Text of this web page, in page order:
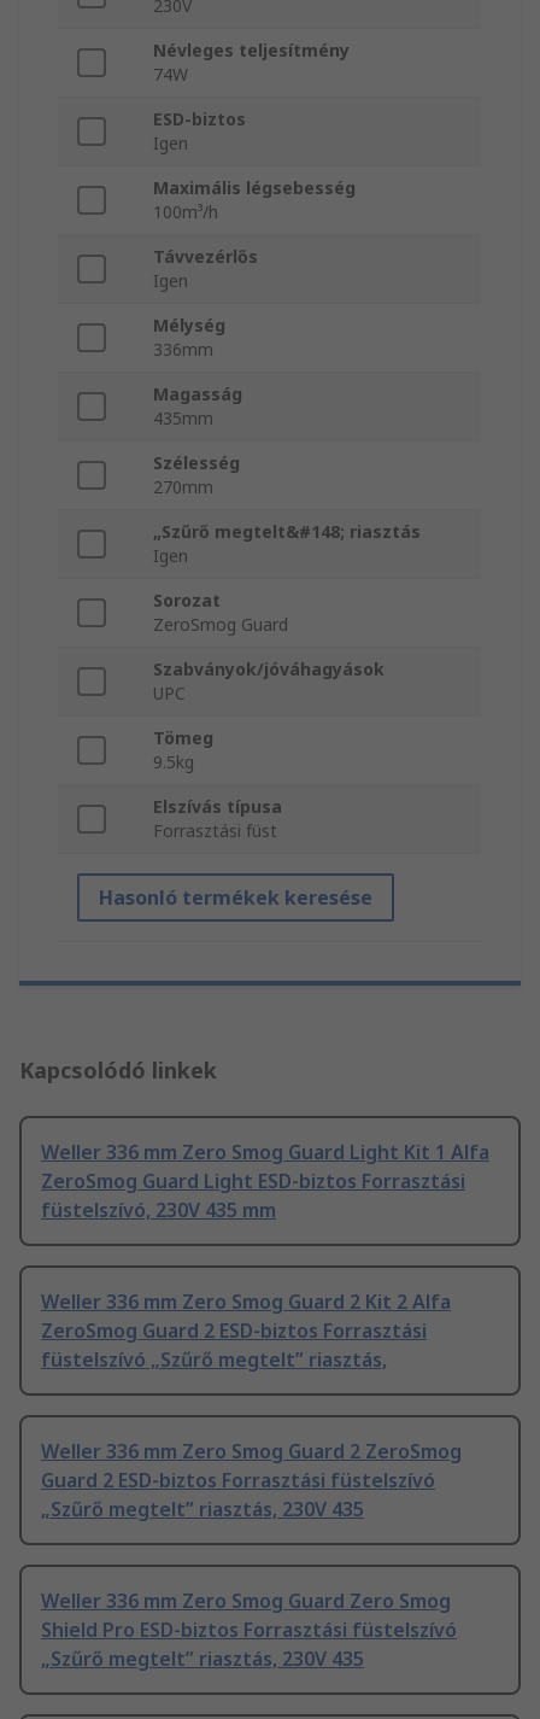
230V
Névleges teljesítmény
74W
ESD-biztos
Igen
Maximális légsebesség
100m³/h
Távvezérlős
Igen
Mélység
336mm
Magasság
435mm
Szélesség
270mm
„Szűrő megtelt&#148; riasztás
Igen
Sorozat
ZeroSmog Guard
Szabványok/jóváhagyások
UPC
Tömeg
9.5kg
Elszívás típusa
Forrasztási füst
Hasonló termékek keresése
Kapcsolódó linkek
Weller 336 mm Zero Smog Guard Light Kit 1 Alfa
ZeroSmog Guard Light ESD-biztos Forrasztási
füstelszívó, 230V 435 mm
Weller 336 mm Zero Smog Guard 2 Kit 2 Alfa
ZeroSmog Guard 2 ESD-biztos Forrasztási
füstelszívó „Szűrő megtelt” riasztás,
Weller 336 mm Zero Smog Guard 2 ZeroSmog
Guard 2 ESD-biztos Forrasztási füstelszívó
„Szűrő megtelt” riasztás, 230V 435
Weller 336 mm Zero Smog Guard Zero Smog
Shield Pro ESD-biztos Forrasztási füstelszívó
„Szűrő megtelt” riasztás, 230V 435